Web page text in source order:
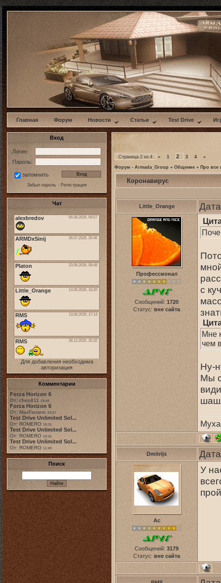
w
Главная Форум Новости Статьи Test Drive
Вход
Логин:
Пароль:
запомнить
Забыл пароль· Регистрация
Чат
Для добавления необходима
авторизация
Комментарии
Forza Horizon 6
От: chep811 19:48
Forza Horizon 6
От: MaxFiorano 23:47
Test Drive Unlimited Sol...
От: ROMERO 18:31
Test Drive Unlimited Sol...
От: ROMERO 19:31
Test Drive Unlimited Sol...
От: ROMERO 11:49
Поиск
Страница 2 из 4 « 1 2 3 4 »
Форум - Armada_Group » Общение » Про все
Коронавирус
Little_Orange
Профессионал
Сообщений: 1720
Статус: вне сайта
с
Мне
чем
Ну-
Мы
Dmitrijs
Ас
Сообщений: 3179
Статус: вне сайта
У